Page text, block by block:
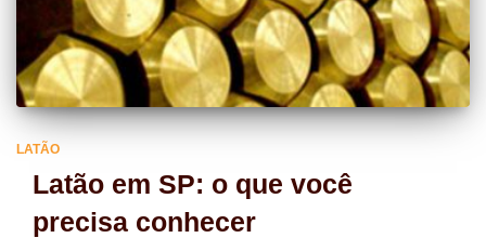
LATÃO
Latão em SP: o que você
precisa conhecer